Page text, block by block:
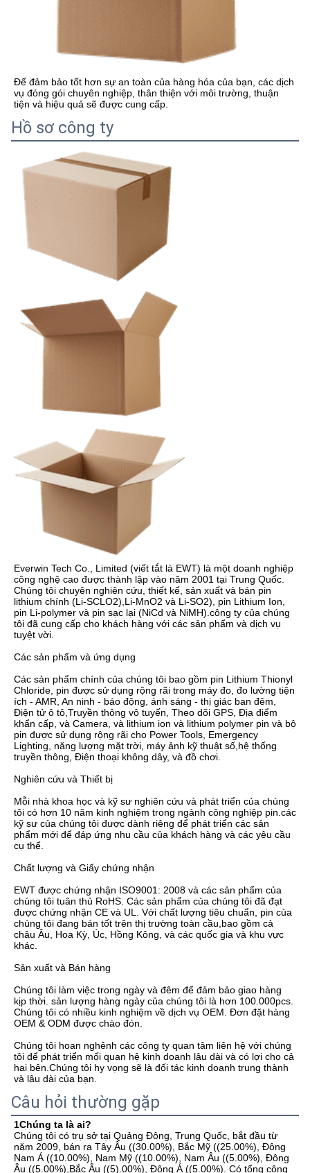
Để đảm bảo tốt hơn sự an toàn của hàng hóa của bạn, các dịch
vụ đóng gói chuyên nghiệp, thân thiện với môi trường, thuận
tiện và hiệu quả sẽ được cung cấp.
Hồ sơ công ty
Everwin Tech Co., Limited (viết tắt là EWT) là một doanh nghiệp
công nghệ cao được thành lập vào năm 2001 tại Trung Quốc.
Chúng tôi chuyên nghiên cứu, thiết kế, sản xuất và bán pin
lithium chính (Li-SCLO2),Li-MnO2 và Li-SO2), pin Lithium Ion,
pin Li-polymer và pin sạc lại (NiCd và NiMH).công ty của chúng
tôi đã cung cấp cho khách hàng với các sản phẩm và dịch vụ
tuyệt vời.
Các sản phẩm và ứng dụng
Các sản phẩm chính của chúng tôi bao gồm pin Lithium Thionyl
Chloride, pin được sử dụng rộng rãi trong máy đo, đo lường tiện
ích - AMR, An ninh - báo động, ánh sáng - thị giác ban đêm,
Điện tử ô tô,Truyền thông vô tuyến, Theo dõi GPS, Địa điểm
khẩn cấp, và Camera, và lithium ion và lithium polymer pin và bộ
pin được sử dụng rộng rãi cho Power Tools, Emergency
Lighting, năng lượng mặt trời, máy ảnh kỹ thuật số,hệ thống
truyền thông, Điện thoại không dây, và đồ chơi.
Nghiên cứu và Thiết bị
Mỗi nhà khoa học và kỹ sư nghiên cứu và phát triển của chúng
tôi có hơn 10 năm kinh nghiệm trong ngành công nghiệp pin.các
kỹ sư của chúng tôi được dành riêng để phát triển các sản
phẩm mới để đáp ứng nhu cầu của khách hàng và các yêu cầu
cụ thể.
Chất lượng và Giấy chứng nhận
EWT được chứng nhận ISO9001: 2008 và các sản phẩm của
chúng tôi tuân thủ RoHS. Các sản phẩm của chúng tôi đã đạt
được chứng nhận CE và UL. Với chất lượng tiêu chuẩn, pin của
chúng tôi đang bán tốt trên thị trường toàn cầu,bao gồm cả
châu Âu, Hoa Kỳ, Úc, Hồng Kông, và các quốc gia và khu vực
khác.
Sản xuất và Bán hàng
Chúng tôi làm việc trong ngày và đêm để đảm bảo giao hàng
kịp thời. sản lượng hàng ngày của chúng tôi là hơn 100.000pcs.
Chúng tôi có nhiều kinh nghiệm về dịch vụ OEM. Đơn đặt hàng
OEM & ODM được chào đón.
Chúng tôi hoan nghênh các công ty quan tâm liên hệ với chúng
tôi để phát triển mối quan hệ kinh doanh lâu dài và có lợi cho cả
hai bên.Chúng tôi hy vọng sẽ là đối tác kinh doanh trung thành
và lâu dài của bạn.
Câu hỏi thường gặp
1Chúng ta là ai?
Chúng tôi có trụ sở tại Quảng Đông, Trung Quốc, bắt đầu từ
năm 2009, bán ra Tây Âu ((30.00%), Bắc Mỹ ((25.00%), Đông
Nam Á ((10.00%), Nam Mỹ ((10.00%), Nam Âu ((5.00%), Đông
Âu ((5.00%),Bắc Âu ((5).00%), Đông Á ((5.00%). Có tổng cộng